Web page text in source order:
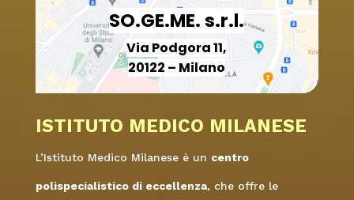
SO.GE.ME. s.r.l.
Via Podgora 11,
20122 – Milano
ISTITUTO MEDICO MILANESE
L’Istituto Medico Milanese è un centro
polispecialistico di eccellenza, che offre le